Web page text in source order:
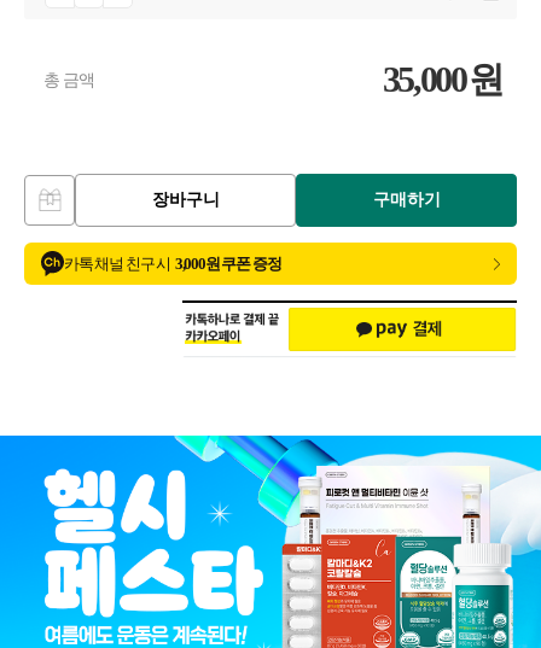
총 금액 35,000원
장바구니 구매하기
카톡 채널 친구 시 3,000원 쿠폰 증정